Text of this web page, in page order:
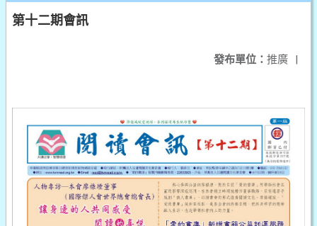
第十二期會訊
發布單位： 推廣 |